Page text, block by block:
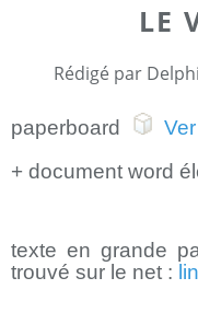
LE
Rédigé par
paperboard
+ document word
texte en grande
trouvé sur le net :